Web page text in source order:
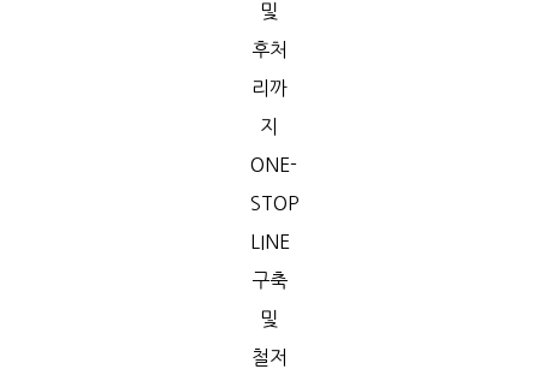
및
후처
리까
지
ONE-
STOP
LINE
구축
및
철저